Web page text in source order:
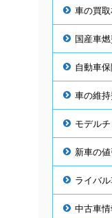
車の買
国産車
自動車
車の維持
モデル
新車の
ライバ
中古車情